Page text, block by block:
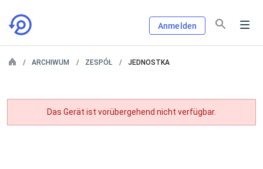
Anmelden
ARCHIWUM ZESPÓŁ JEDNOSTKA
Das Gerät ist vorübergehend nicht verfügbar.